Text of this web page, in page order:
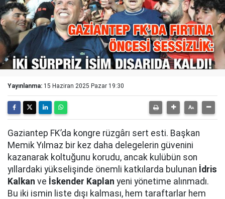
Yayınlanma: 15 Haziran 2025 Pazar 19:30
Gaziantep FK’da kongre rüzgârı sert esti. Başkan
Memik Yılmaz bir kez daha delegelerin güvenini
kazanarak koltuğunu korudu, ancak kulübün son
yıllardaki yükselişinde önemli katkılarda bulunan İdris
Kalkan ve İskender Kaplan yeni yönetime alınmadı.
Bu iki ismin liste dışı kalması, hem taraftarlar hem